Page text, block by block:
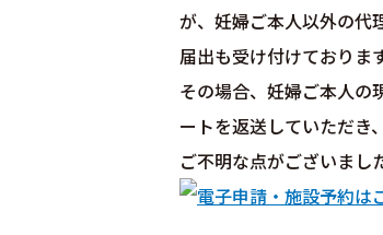
が、妊婦ご本人以外の代
届出も受け付けております
その場合、妊婦ご本人の
ートを返送していただき
ご不明な点がございまし